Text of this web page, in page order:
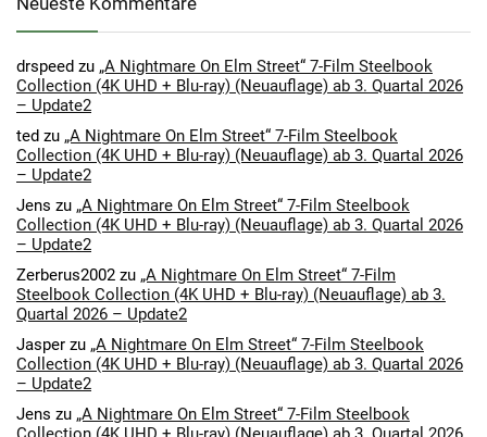
drspeed zu „A Nightmare On Elm Street“ 7-Film Steelbook
Collection (4K UHD + Blu-ray) (Neuauflage) ab 3. Quartal 2026
– Update2
ted zu „A Nightmare On Elm Street“ 7-Film Steelbook
Collection (4K UHD + Blu-ray) (Neuauflage) ab 3. Quartal 2026
– Update2
Jens zu „A Nightmare On Elm Street“ 7-Film Steelbook
Collection (4K UHD + Blu-ray) (Neuauflage) ab 3. Quartal 2026
– Update2
Zerberus2002 zu „A Nightmare On Elm Street“ 7-Film
Steelbook Collection (4K UHD + Blu-ray) (Neuauflage) ab 3.
Quartal 2026 – Update2
Jasper zu „A Nightmare On Elm Street“ 7-Film Steelbook
Collection (4K UHD + Blu-ray) (Neuauflage) ab 3. Quartal 2026
– Update2
Jens zu „A Nightmare On Elm Street“ 7-Film Steelbook